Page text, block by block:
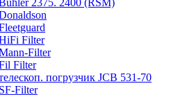
2375. 2400 (RSM)
Filter
Filter
Filter
погрузчик JCB 531-70
Filter